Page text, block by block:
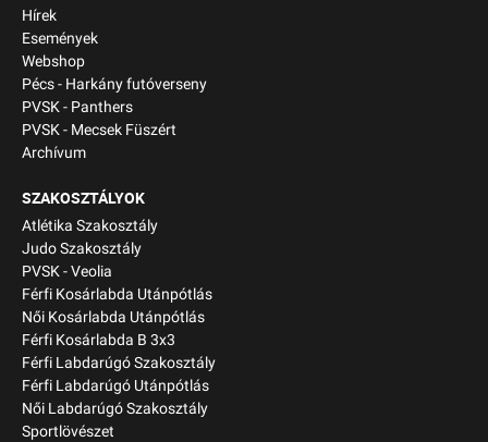
Hírek
Események
Webshop
Pécs - Harkány futóverseny
PVSK - Panthers
PVSK - Mecsek Füszért
Archívum
SZAKOSZTÁLYOK
Atlétika Szakosztály
Judo Szakosztály
PVSK - Veolia
Férfi Kosárlabda Utánpótlás
Női Kosárlabda Utánpótlás
Férfi Kosárlabda B 3x3
Férfi Labdarúgó Szakosztály
Férfi Labdarúgó Utánpótlás
Női Labdarúgó Szakosztály
Sportlövészet